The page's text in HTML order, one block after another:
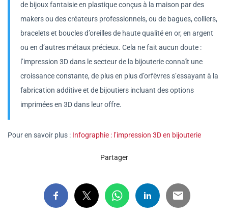
de bijoux fantaisie en plastique conçus à la maison par des
makers ou des créateurs professionnels, ou de bagues, colliers,
bracelets et boucles d’oreilles de haute qualité en or, en argent
ou en d’autres métaux précieux. Cela ne fait aucun doute :
l’impression 3D dans le secteur de la bijouterie connaît une
croissance constante, de plus en plus d’orfèvres s’essayant à la
fabrication additive et de bijoutiers incluant des options
imprimées en 3D dans leur offre.
Pour en savoir plus : Infographie : l’impression 3D en bijouterie
Partager